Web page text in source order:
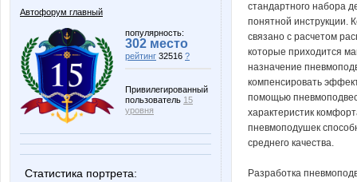
Автофорум главный
популярность:
302 место
рейтинг 32516 ?
Привилегированный
пользователь 15
уровня
Статистика портрета:
стандартного набора
понятной инструкции.
связано с расчетом
которые приходится
назначение
компенсировать
помощью
характеристик
пневмоподушек
среднего качества.
Разработка